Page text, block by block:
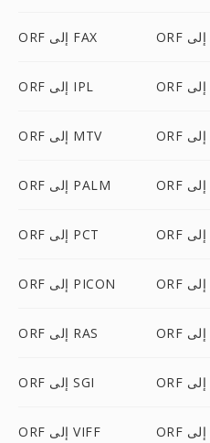
ORF إلى FAX
ORF إلى IPL
ORF إلى MTV
ORF إلى PALM
ORF إلى PCT
ORF إلى PICON
ORF إلى RAS
ORF إلى SGI
ORF إلى VIFF